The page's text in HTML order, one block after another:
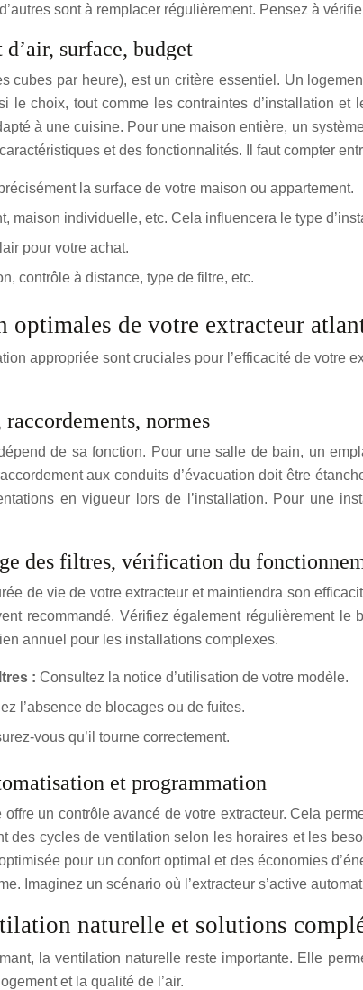
sont à remplacer régulièrement. Pensez à
surface, budget
cubes par heure), est un critère essentiel. Un
le choix, tout comme les contraintes d’installation
à une cuisine. Pour une maison entière, un
et des fonctionnalités. Il faut compter
la surface de votre maison ou appartement.
maison individuelle, etc. Cela influencera le type
pour votre achat.
contrôle à distance, type de filtre, etc.
de votre extracteur
appropriée sont cruciales pour l’efficacité de votre
normes
dépend de sa fonction. Pour une salle de bain, un
aux conduits d’évacuation doit être
en vigueur lors de l’installation. Pour une
des filtres, vérification du
de vie de votre extracteur et maintiendra son
recommandé. Vérifiez également régulièrement
annuel pour les installations complexes.
: Consultez la notice d’utilisation de votre modèle.
l’absence de blocages ou de fuites.
vous qu’il tourne correctement.
et programmation
offre un contrôle avancé de votre extracteur. Cela
des cycles de ventilation selon les horaires et les
pour un confort optimal et des économies
Imaginez un scénario où l’extracteur s’active
naturelle et solutions
la ventilation naturelle reste importante. Elle
et la qualité de l’air.